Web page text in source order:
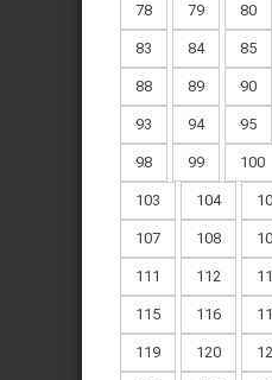
78 79 80
83 84 85
88 89 90
93 94 95
98 99 100
103 104
107 108
111 112
115 116
119 120